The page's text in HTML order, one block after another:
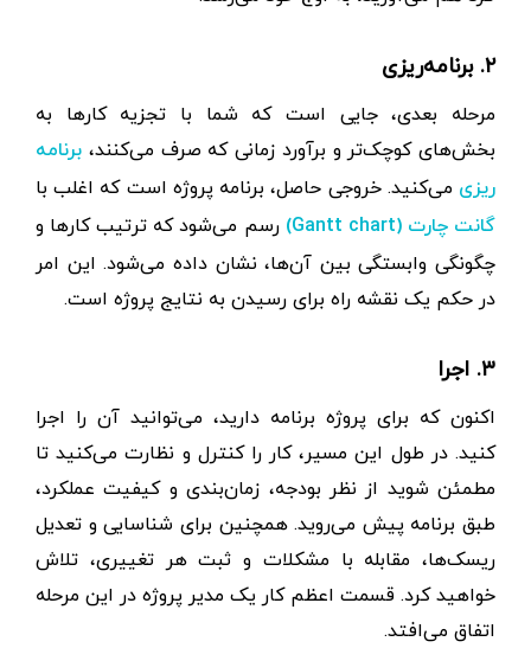
۲. برنامه‌ریزی
مرحله بعدی، جایی است که شما با تجزیه کارها به
بخش‌های کوچک‌تر و برآورد زمانی که صرف می‌کنند، برنامه
ریزی می‌کنید. خروجی حاصل، برنامه پروژه است که اغلب با
گانت چارت (Gantt chart)
رسم می‌شود که ترتیب کارها و
چگونگی وابستگی بین ‌آن‌ها، نشان داده می‌شود. این امر
در حکم یک نقشه راه برای رسیدن به نتایج پروژه است.
۳. اجرا
اکنون که برای پروژه برنامه دارید، می‌توانید آن را اجرا
کنید. در طول این مسیر، کار را کنترل و نظارت می‌کنید تا
مطمئن شوید از نظر بودجه، زمان‌بندی و کیفیت عملکرد،
طبق برنامه پیش می‌روید. همچنین برای شناسایی و تعدیل
ریسک‌ها، مقابله با مشکلات و ثبت هر تغییری، تلاش
خواهید کرد. قسمت اعظم کار یک مدیر پروژه در این مرحله
اتفاق می‌افتد.